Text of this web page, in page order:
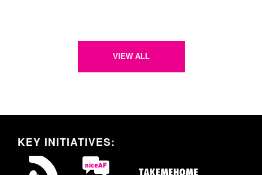
VIEW ALL
KEY INITIATIVES: